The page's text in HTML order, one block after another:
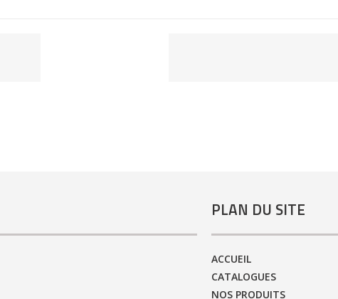
PLAN DU SITE
ACCUEIL
CATALOGUES
NOS PRODUITS